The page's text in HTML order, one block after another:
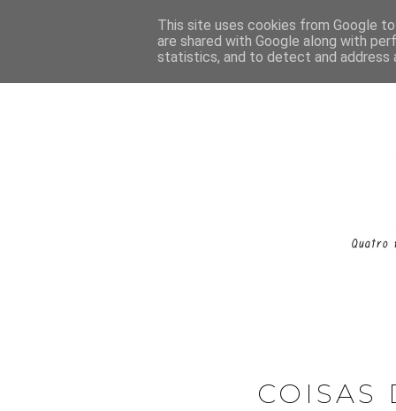
COISAS
This site uses cookies from Google
are shared with Google along with
statistics, and to detect and address